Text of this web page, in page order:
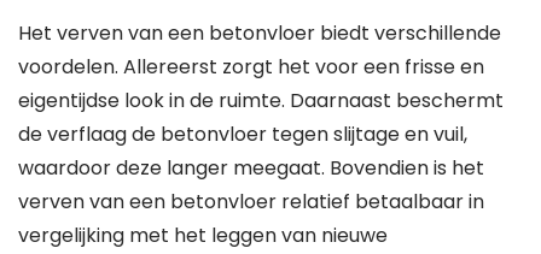
Het verven van een betonvloer biedt verschillende
voordelen. Allereerst zorgt het voor een frisse en
eigentijdse look in de ruimte. Daarnaast beschermt
de verflaag de betonvloer tegen slijtage en vuil,
waardoor deze langer meegaat. Bovendien is het
verven van een betonvloer relatief betaalbaar in
vergelijking met het leggen van nieuwe